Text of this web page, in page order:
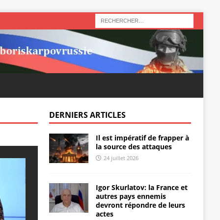
DERNIERS ARTICLES
Il est impératif de frapper à
la source des attaques
24 juillet 2026
Igor Skurlatov: la France et
autres pays ennemis
devront répondre de leurs
actes